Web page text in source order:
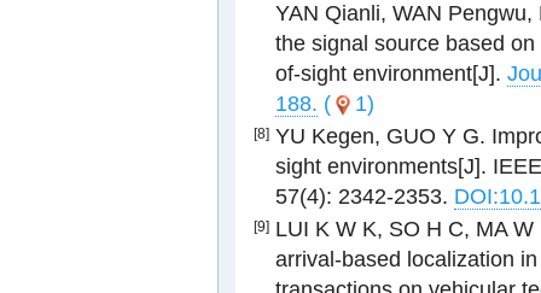
YAN Qianli, WAN
the signal source based
of-sight environment[J].
188. ( 1)
[8] YU Kegen, GUO Y G.
sight environments[J].
57(4): 2342-2353.
[9] LUI K W K, SO H C, MA
arrival-based localization